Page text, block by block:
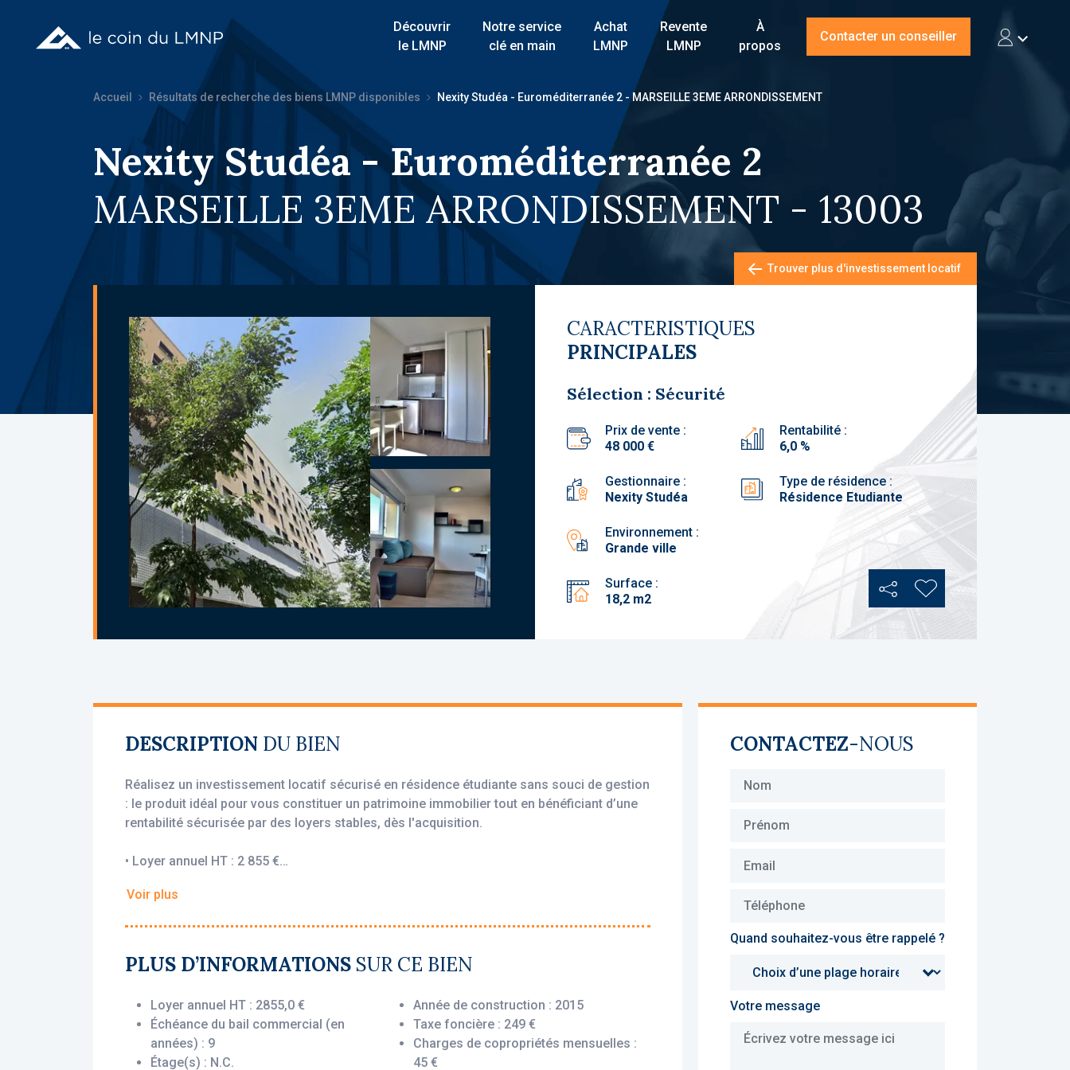
Découvrir
le LMNP
Notre service
clé en main
Achat
LMNP
Revente
LMNP
À
propos
Contacter un conseiller
Accueil Résultats de recherche des biens LMNP disponibles Nexity Studéa - Euroméditerranée 2 - MARSEILLE 3EME ARRONDISSEMENT
Nexity Studéa - Euroméditerranée 2
MARSEILLE 3EME ARRONDISSEMENT - 13003
Trouver plus d'investissement locatif
CARACTERISTIQUES
PRINCIPALES
Sélection : Sécurité
Prix de vente :
48 000 €
Gestionnaire :
Nexity Studéa
Environnement :
Grande ville
Surface :
18,2 m2
Rentabilité :
6,0 %
Type de résidence :
Résidence Etudiante
PartagerAjouter aux favoris
DESCRIPTION DU BIEN
Réalisez un investissement locatif sécurisé en résidence étudiante sans souci de gestion
: le produit idéal pour vous constituer un patrimoine immobilier tout en bénéficiant d’une
rentabilité sécurisée par des loyers stables, dès l'acquisition.
• Loyer annuel HT : 2 855 €
• Gestionnaire : Nexity Studéa
sur vos revenus locatifs. Le bien est exploité par un gestionnaire professionnel (Nexity
Studéa), engagé par un bail commercial, vous assurant le versement des loyers dès
Description du bien :
Ce studio situé au 5ème étage offre une disposition optimisée et agréable : une entrée,
Voir plus
PLUS D’INFORMATIONS SUR CE BIEN
Loyer annuel HT : 2855,0 €
Échéance du bail commercial (en
années) : 9
Étage(s) : N.C.
Année de construction : 2015
Taxe foncière : 249 €
Charges de copropriétés mensuelles :
45 €
CONTACTEZ-NOUS
Quand souhaitez-vous être rappelé ?
Votre message